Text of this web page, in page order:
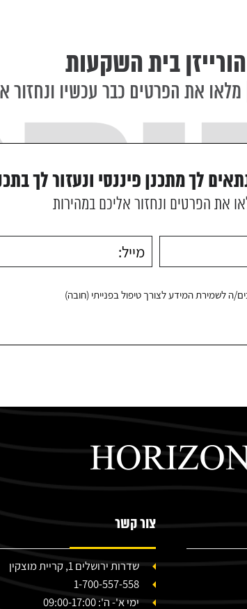
הורייזן בית השקעות
את הפרטים כבר עכשיו ונחזור
לך מתכנן פיננסי ונעזור לך
את הפרטים ונחזור אליכם במהירות
ה לשמירת המידע לצורך טיפול בפנייתי (חובה)
צור קשר
שדרות ירושלים 1, קריית מוצקין
1-700-557-558
ימי א'- ה': 09:00-17:00